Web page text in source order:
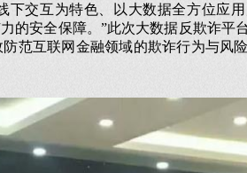
交互为特色、以大数据全方位应
的安全保障。”此次大数据反欺诈平
范互联网金融领域的欺诈行为与风